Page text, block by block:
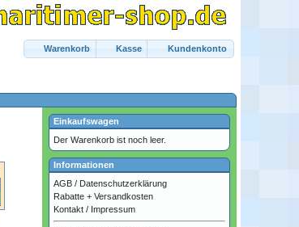
Warenkorb Kasse Kundenkonto
Einkaufswagen
Der Warenkorb ist noch leer.
Informationen
AGB / Datenschutzerklärung
Rabatte + Versandkosten
Kontakt / Impressum